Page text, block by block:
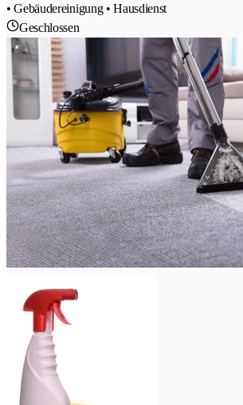
• Gebäudereinigung • Hausdienst
Geschlossen